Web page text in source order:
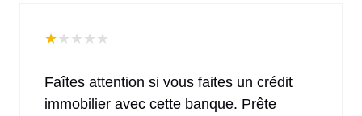
★★ ★ ★ ★
Faîtes attention si vous faites un crédit
immobilier avec cette banque. Prête